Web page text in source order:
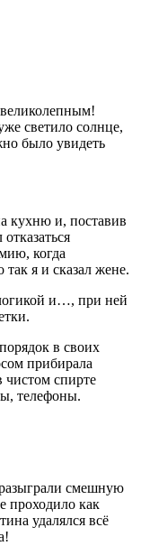
светило солнце,
было увидеть
кухню и, поставив
когда
я и сказал жене.
и…, при ней
в своих
прибирала
чистом спирте
телефоны.
смешную
проходило как
удалялся всё